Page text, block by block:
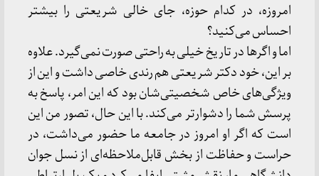
امروزه، در کدام حوزه، جای خالی شریعتی را بیشتر
احساس می‌کنید؟
اما و اگرها در تاریخ خیلی به راحتی صورت نمی‌گیرد. علاوه
بر این، خود دکتر شریعتی هم رندی خاصی داشت و این از
ویژگی‌های خاص شخصیتی‌شان بود که این امر، پاسخ به
پرسش شما را دشوارتر می‌کند. با این حال، تصور من این
است که اگر او امروز در جامعه ما حضور می‌داشت، در
حراست و حفاظت از بخش قابل‌‌ملاحظه‌ای از نسل جوان